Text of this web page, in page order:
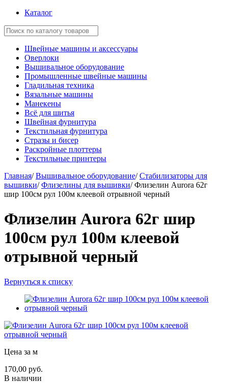
Каталог
Швейные машины и аксессуары
Оверлоки
Вышивальное оборудование
Промышленные швейные машины
Гладильная техника
Вязальные машины
Манекены
Всё для шитья
Швейная фурнитура
Текстильная фурнитура
Стразы и бисер
Раскройные плоттеры
Текстильные принтеры
Главная/ Вышивальное оборудование/ Стабилизаторы для
вышивки/ Флизелины для вышивки/ Флизелин Aurora 62г
шир 100см рул 100м клеевой отрывной черный
Флизелин Aurora 62г шир
100см рул 100м клеевой
отрывной черный
Вернуться к списку
Цена за м
170,00 руб.
В наличии